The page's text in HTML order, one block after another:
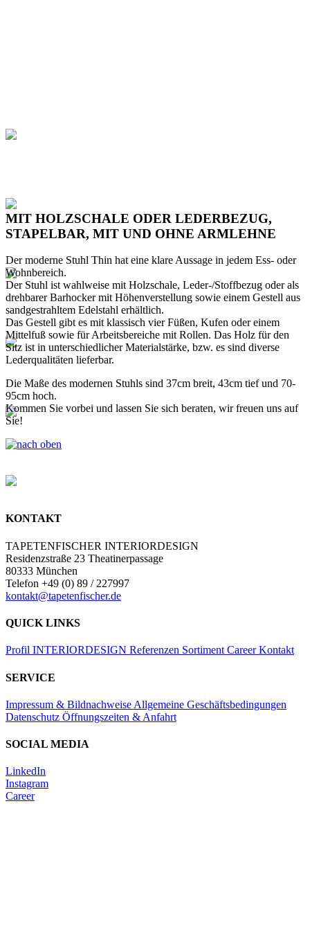
MIT HOLZSCHALE ODER LEDERBEZUG,
STAPELBAR, MIT UND OHNE ARMLEHNE
Der moderne Stuhl Thin hat eine klare Aussage in jedem Ess- oder
Wohnbereich.
Der Stuhl ist wahlweise mit Holzschale, Leder-/Stoffbezug oder als
drehbarer Barhocker mit Höhenverstellung sowie einem Gestell aus
sandgestrahltem Edelstahl erhältlich.
Das Gestell gibt es mit klassisch vier Füßen, Kufen oder einem
Mittelfuß sowie für Arbeitsbereiche mit Rollen. Das Holz für den
Sitz ist in unterschiedlicher Materialstärke, bzw. es sind diverse
Lederqualitäten lieferbar.
Die Maße des modernen Stuhls sind 37cm breit, 43cm tief und 70-
95cm hoch.
Kommen Sie vorbei und lassen Sie sich beraten, wir freuen uns auf
Sie!
KONTAKT
TAPETENFISCHER INTERIORDESIGN
Residenzstraße 23 Theatinerpassage
80333 München
Telefon +49 (0) 89 / 227997
kontakt@tapetenfischer.de
QUICK LINKS
Profil INTERIORDESIGN Referenzen Sortiment CareerKontakt
SERVICE
Impressum & Bildnachweise Allgemeine Geschäftsbedingungen
Datenschutz Öffnungszeiten & Anfahrt
SOCIAL MEDIA
LinkedIn
Instagram
Career